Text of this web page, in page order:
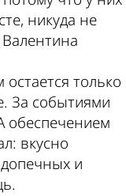
никуда не
только
За событиями
обеспечением
вкусно
и